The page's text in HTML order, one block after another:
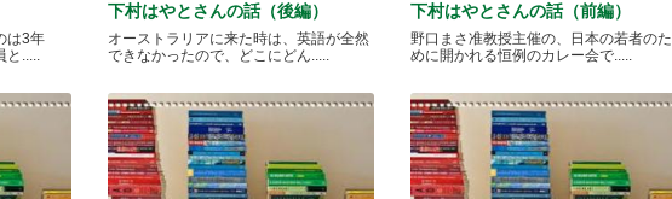
は3年
と.....
下村はやとさんの話（後編）
オーストラリアに来た時は、英語が全然
できなかったので、どこにどん.....
下村はやとさんの話（前編）
野口まさ准教授主催の、日本の若者のた
めに開かれる恒例のカレー会で.....